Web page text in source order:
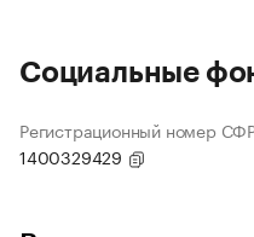
Социальные
Регистрационный номер
1400329429